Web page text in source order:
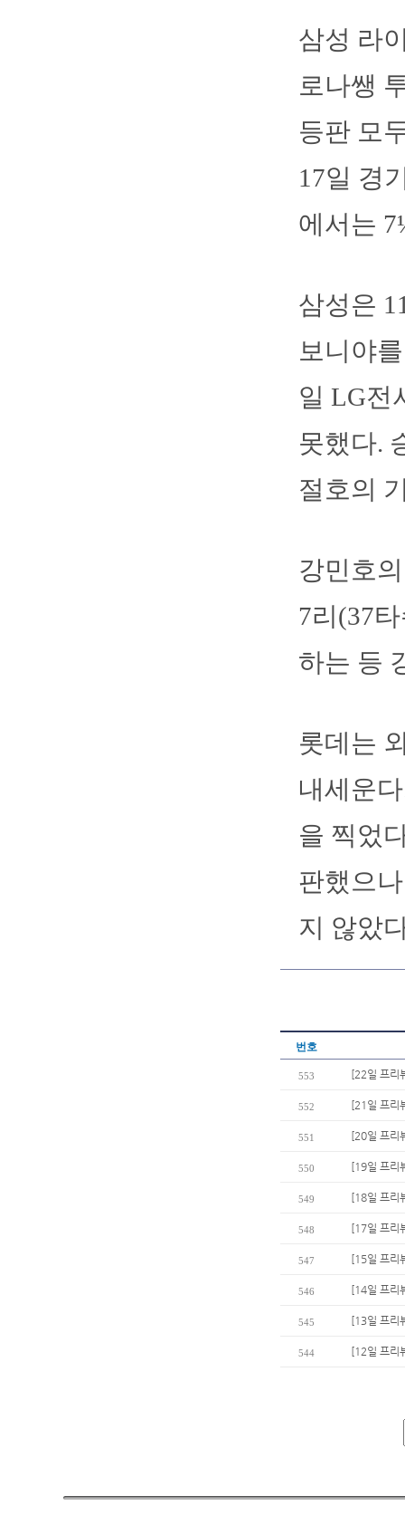
삼성 라
로나쌩
등판 모
17일 경
에서는
삼성은
보니야
일 LG전
못했다.
절호의
강민호
7리(37
하는 등
롯데는
내세운
을 찍었
판했으
지 않았
번호
553 [22일 프리
552 [21일 프리
551 [20일 프리
550 [19일 프리
549 [18일 프리
548 [17일 프리
547 [15일 프리
546 [14일 프리
545 [13일 프리
544 [12일 프리